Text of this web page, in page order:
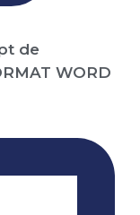
de
WORD